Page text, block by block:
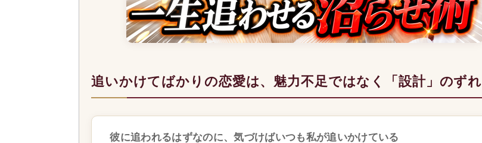
追いかけてばかりの恋愛は、魅力不足ではなく「設計」のずれ
彼に追われるはずなのに、気づけばいつも私が追いかけている